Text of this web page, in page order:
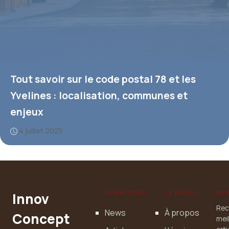
Tout savoir sur le code postal 78 et les
Yvelines : localisation, communes et
enjeux
4 juillet 2025
Innov
Concept
RUBRIQUES
News
LE MÉDIA
À propos